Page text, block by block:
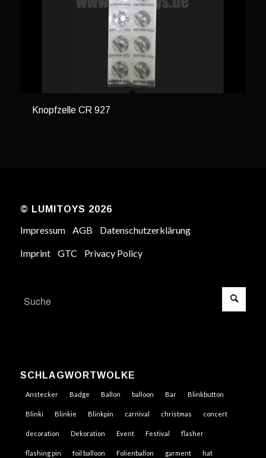
Knopfzelle CR 927
© LUMITOYS 2026
Impressum AGB Datenschutzerklärung
Imprint GTC Privacy Policy
SCHLAGWORTWOLKE
Anstecker Badge Ballon balloon Bar Blinkbutton
Blinki Blinkie Blinkpin carnival christmas concert
decoration Dekoration Event Festival flasher
flashing pin foil balloon Folienballon garment hat